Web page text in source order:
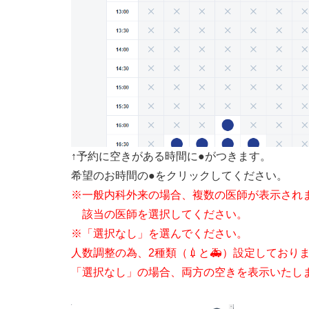
↑予約に空きがある時間に●がつきます。
希望のお時間の●をクリックしてください。
※一般内科外来の場合、複数の医師が表示され
該当の医師を選択してください。
※「選択なし」を選んでください。
人数調整の為、2種類（💉と🚑）設定しておりま
「選択なし」の場合、両方の空きを表示いたし